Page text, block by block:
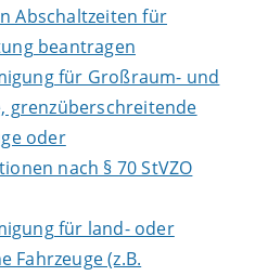
Abschaltzeiten für
beantragen
für Großraum- und
grenzüberschreitende
oder
nach § 70 StVZO
für land- oder
Fahrzeuge (z.B.